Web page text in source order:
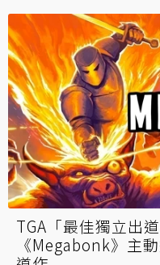
TGA「最佳獨立出
《Megabonk》主